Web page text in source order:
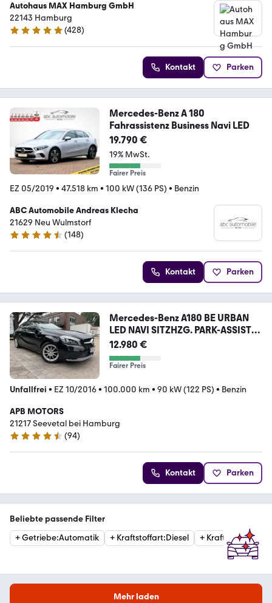
Autohaus MAX Hamburg GmbH
22143 Hamburg
5 Sterne
(428)
Kontakt Parken
Mercedes-Benz A 180
Fahrassistenz Business Navi LED
19.790 €
19% MwSt.
Fairer Preis
EZ 05/2019 • 47.518 km • 100 kW (136 PS) • Benzin
ABC Automobile Andreas Klecha
21629 Neu Wulmstorf
4.7 Sterne
(148)
Kontakt Parken
Mercedes-Benz A180 BE URBAN
LED NAVI SITZHZG. PARK-ASSIST
PDC
12.980 €
Fairer Preis
Unfallfrei • EZ 10/2016• 100.000 km • 90 kW (122 PS) • Benzin
APB MOTORS
21217 Seevetal bei Hamburg
4.6 Sterne
(94)
Kontakt Parken
Beliebte passende Filter
+Getriebe:Automatik + Kraftstoffart:Diesel + Kraftstoffart:
Mehr laden